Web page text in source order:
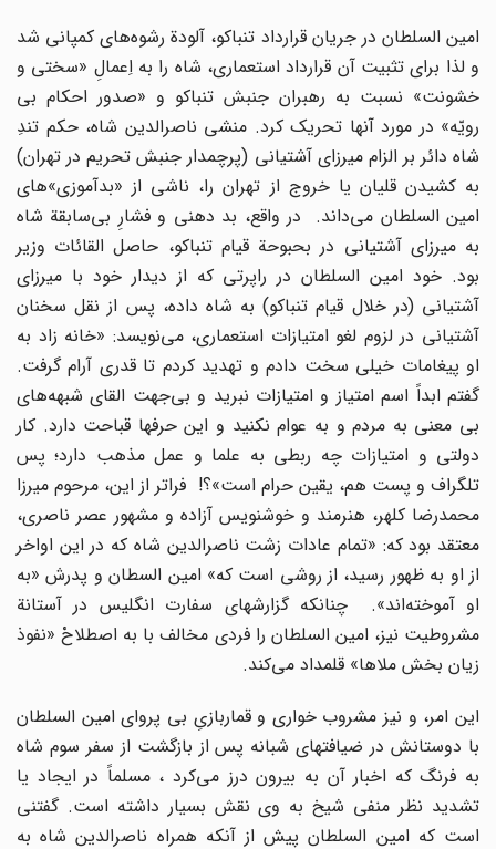
امین السلطان در جریان قرارداد تنباکو، آلودة رشوه‌هاى کمپانى شد
و لذا براى تثبیت آن قرارداد استعمارى، شاه را به اِعمالِ «سختى و
خشونت» نسبت به رهبران جنبش تنباکو و «صدور احکام بى
رویّه» در مورد آنها تحریک کرد. منشى ناصرالدین شاه، حکم تندِ
شاه دائر بر الزام میرزاى آشتیانى (پرچمدار جنبش تحریم در تهران)
به کشیدن قلیان یا خروج از تهران را، ناشى از «بدآموزى»هاى
امین السلطان مى‌داند. در واقع، بد دهنى و فشارِ بى‌سابقة شاه
به میرزاى آشتیانى در بحبوحة قیام تنباکو، حاصل القائات وزیر
بود. خود امین السلطان در راپرتى که از دیدار خود با میرزاى
آشتیانى (در خلال قیام تنباکو) به شاه داده، پس از نقل سخنان
آشتیانى در لزوم لغو امتیازات استعمارى، مى‌نویسد: «خانه زاد به
او پیغامات خیلى سخت دادم و تهدید کردم تا قدرى آرام گرفت.
گفتم ابداً اسم امتیاز و امتیازات نبرید و بى‌جهت القاى شبهه‌هاى
بى معنى به مردم و به عوام نکنید و این حرفها قباحت دارد. کار
دولتى و امتیازات چه ربطى به علما و عمل مذهب دارد؛ پس
تلگراف و پست هم، یقین حرام است»؟! فراتر از این، مرحوم میرزا
محمدرضا کلهر، هنرمند و خوشنویس آزاده و مشهور عصر ناصرى،
معتقد بود که: «تمام عادات زشت ناصرالدین شاه که در این اواخر
از او به ظهور رسید، از روشى است که» امین السطان و پدرش «به
او آموخته‌اند». چنانکه گزارشهاى سفارت انگلیس در آستانة
مشروطیت نیز، امین السلطان را فردى مخالف با به اصطلاحْ «نفوذ
زیان بخش ملاها» قلمداد مى‌کند.
این امر، و نیز مشروب خوارى و قماربازىِ بى پرواى امین السلطان
با دوستانش در ضیافتهاى شبانه پس از بازگشت از سفر سوم شاه
به فرنگ که اخبار آن به بیرون درز مى‌کرد ، مسلماً در ایجاد یا
تشدید نظر منفى شیخ به وى نقش بسیار داشته است. گفتنى
است که امین السلطان پیش از آنکه همراه ناصرالدین شاه به